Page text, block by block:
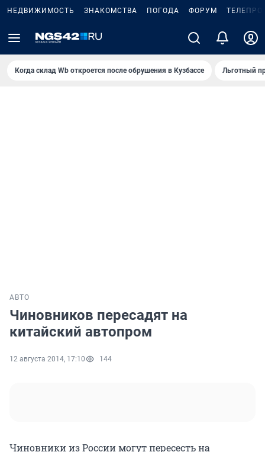
НЕДВИЖИМОСТЬ ЗНАКОМСТВА ПОГОДА ФОРУМ
Когда склад Wb откроется после обрушения в Кузбассе Льготный
АВТО
Чиновников пересадят на
китайский автопром
12 августа 2014, 17:10 144
Чиновники из России могут пересесть на